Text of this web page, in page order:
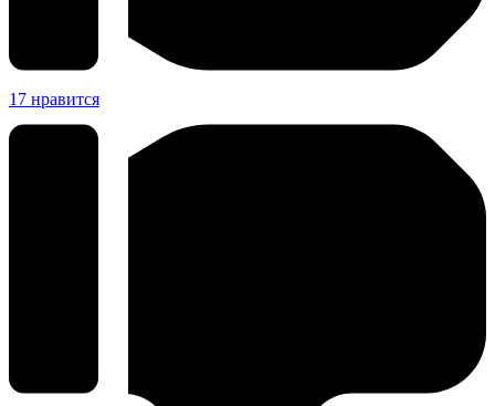
17 нравится